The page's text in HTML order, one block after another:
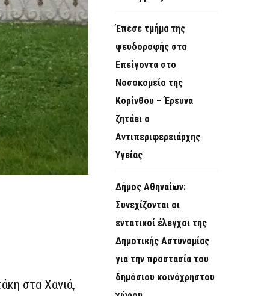
στα Χανιά,
Έπεσε τμήμα της
ψευδοροφής στα
Επείγοντα στο
Νοσοκομείο της
Κορίνθου – Έρευνα
ζητάει ο
Αντιπεριφερειάρχης
Υγείας
Δήμος Αθηναίων:
Συνεχίζονται οι
εντατικοί έλεγχοι της
Δημοτικής Αστυνομίας
για την προστασία του
δημόσιου κοινόχρηστου